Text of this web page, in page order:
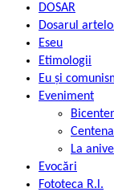
DOSAR
Dosarul
Eseu
Etimologii
Eu și
Eveniment
La
Evocări
Fototeca R.l.